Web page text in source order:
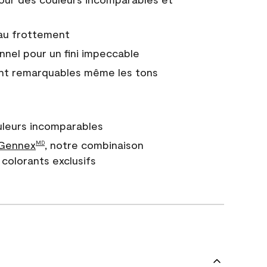
frottement
pour un fini impeccable
remarquables même les tons
incomparables
MD, notre combinaison
exclusifs